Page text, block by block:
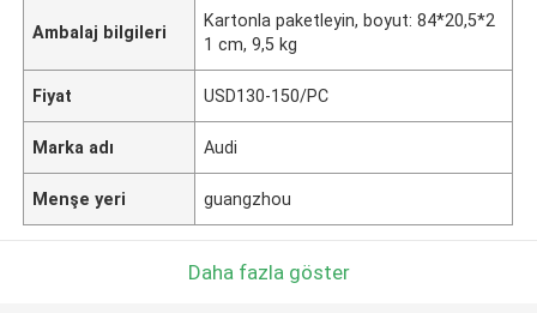
Ambalaj bilgileri
Kartonla paketleyin, boyut: 84*20,5*2
1 cm, 9,5 kg
Fiyat USD130-150/PC
Marka adı Audi
Menşe yeri guangzhou
Daha fazla göster